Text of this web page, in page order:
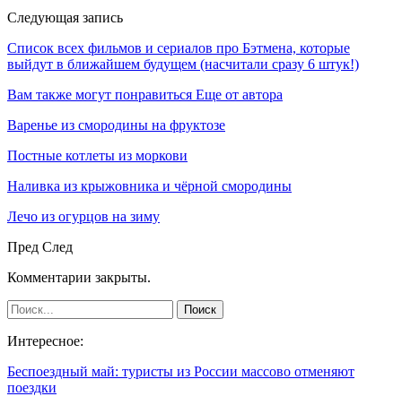
Следующая запись
Список всех фильмов и сериалов про Бэтмена, которые
выйдут в ближайшем будущем (насчитали сразу 6 штук!)
Вам также могут понравиться Еще от автора
Варенье из смородины на фруктозе
Постные котлеты из моркови
Наливка из крыжовника и чёрной смородины
Лечо из огурцов на зиму
Пред След
Комментарии закрыты.
Интересное:
Беспоездный май: туристы из России массово отменяют
поездки